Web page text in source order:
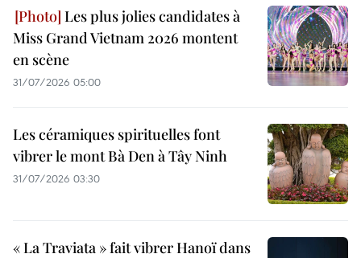
Les plus jolies candidates à
Miss Grand Vietnam 2026 montent
en scène
31/07/2026 05:00
Les céramiques spirituelles font
vibrer le mont Bà Den à Tây Ninh
31/07/2026 03:30
« La Traviata » fait vibrer Hanoï dans